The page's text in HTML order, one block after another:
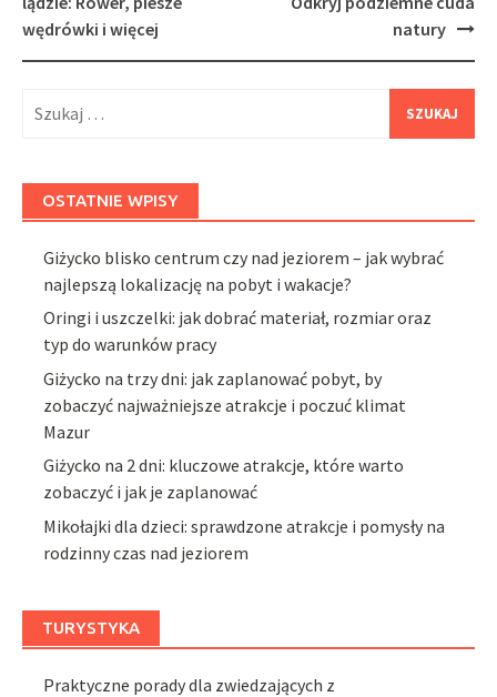
wędrówki i więcej
natury
OSTATNIE WPISY
Giżycko blisko centrum czy nad jeziorem – jak wybrać
najlepszą lokalizację na pobyt i wakacje?
Oringi i uszczelki: jak dobrać materiał, rozmiar oraz
typ do warunków pracy
Giżycko na trzy dni: jak zaplanować pobyt, by
zobaczyć najważniejsze atrakcje i poczuć klimat
Mazur
Giżycko na 2 dni: kluczowe atrakcje, które warto
zobaczyć i jak je zaplanować
Mikołajki dla dzieci: sprawdzone atrakcje i pomysły na
rodzinny czas nad jeziorem
TURYSTYKA
Praktyczne porady dla zwiedzających z